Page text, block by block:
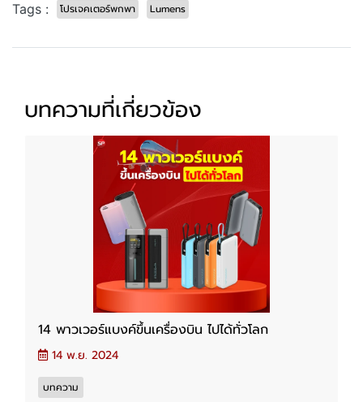
Tags : โปรเจคเตอร์พกพา Lumens
บทความที่เกี่ยวข้อง
14 พาวเวอร์แบงค์ขึ้นเครื่องบิน ไปได้ทั่วโลก
14 พ.ย. 2024
บทความ